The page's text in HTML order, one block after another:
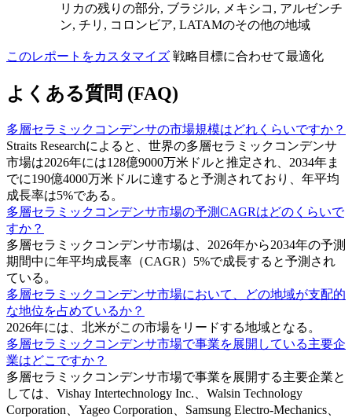
リカの残りの部分, ブラジル, メキシコ, アルゼンチ
ン, チリ, コロンビア, LATAMのその他の地域
このレポートをカスタマイズ 戦略目標に合わせて最適化
よくある質問 (FAQ)
多層セラミックコンデンサの市場規模はどれくらいですか？
Straits Researchによると、世界の多層セラミックコンデンサ
市場は2026年には128億9000万米ドルと推定され、2034年ま
でに190億4000万米ドルに達すると予測されており、年平均
成長率は5%である。
多層セラミックコンデンサ市場の予測CAGRはどのくらいで
すか？
多層セラミックコンデンサ市場は、2026年から2034年の予測
期間中に年平均成長率（CAGR）5%で成長すると予測され
ている。
多層セラミックコンデンサ市場において、どの地域が支配的
な地位を占めているか？
2026年には、北米がこの市場をリードする地域となる。
多層セラミックコンデンサ市場で事業を展開している主要企
業はどこですか？
多層セラミックコンデンサ市場で事業を展開する主要企業と
しては、Vishay Intertechnology Inc.、Walsin Technology
Corporation、Yageo Corporation、Samsung Electro-Mechanics、